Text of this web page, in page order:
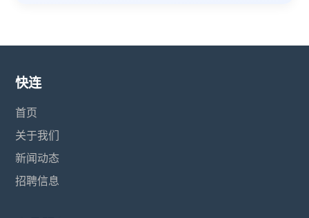
快连
首页
关于我们
新闻动态
招聘信息